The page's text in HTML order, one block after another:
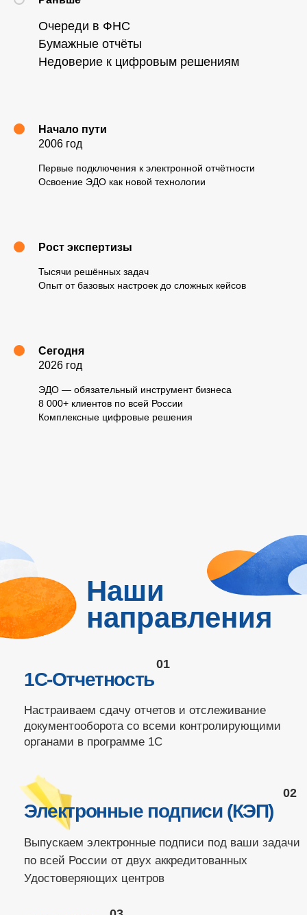
Очереди в ФНС
Бумажные отчёты
Недоверие к цифровым решениям
Начало пути
2006 год
Первые подключения к электронной отчётности
Освоение ЭДО как новой технологии
Рост экспертизы
Тысячи решённых задач
Опыт от базовых настроек до сложных кейсов
Сегодня
2026 год
ЭДО — обязательный инструмент бизнеса
8 000+ клиентов по всей России
Комплексные цифровые решения
систему «Честный знак». Подбираем
оборудование и сервисы, настроиваем всё
на торговой точке, обучаем персонал
Выпускаем электронные подписи под ваши задачи
по всей России от двух аккредитованных
Электронные подписи (КЭП)
1С-Отчетность
Настраиваем сдачу отчетов и отслеживание